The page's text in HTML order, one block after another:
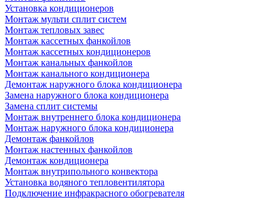
Установка кондиционеров
Монтаж мульти сплит систем
Монтаж тепловых завес
Монтаж кассетных фанкойлов
Монтаж кассетных кондиционеров
Монтаж канальных фанкойлов
Монтаж канального кондиционера
Демонтаж наружного блока кондиционера
Замена наружного блока кондиционера
Замена сплит системы
Монтаж внутреннего блока кондиционера
Монтаж наружного блока кондиционера
Демонтаж фанкойлов
Монтаж настенных фанкойлов
Демонтаж кондиционера
Монтаж внутрипольного конвектора
Установка водяного тепловентилятора
Подключение инфракрасного обогревателя